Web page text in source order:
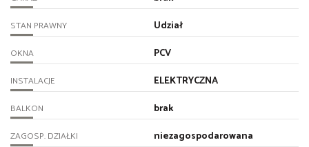
STAN PRAWNY Udział
OKNA PCV
INSTALACJE ELEKTRYCZNA
BALKON brak
ZAGOSP. DZIAŁKI niezagospodarowana